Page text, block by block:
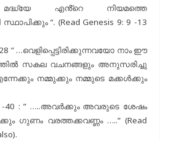
മദ്ധ്യേ എൻ്റെ നിയമത്തെ
“. (Read Genesis 9: 9 -13
” …വെളിപ്പെട്ടിരിക്കുന്നവയോ നാം ഈ
സകല വചനങ്ങളും അനുസരിച്ചു
നമ്മുക്കും നമ്മുടെ മക്കൾക്കും
-40 : ” …..അവർക്കും അവരുടെ ശേഷം
ഗുണം വരത്തക്കവണ്ണം …..” (Read